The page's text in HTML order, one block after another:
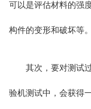
可以是评估材料的强
构件的变形和破坏等。
其次，要对测试
验机测试中，会获得